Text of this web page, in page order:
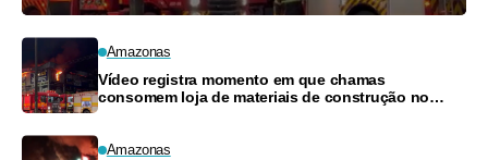
Amazonas
Vídeo registra momento em que chamas
consomem loja de materiais de construção no
Amazonas